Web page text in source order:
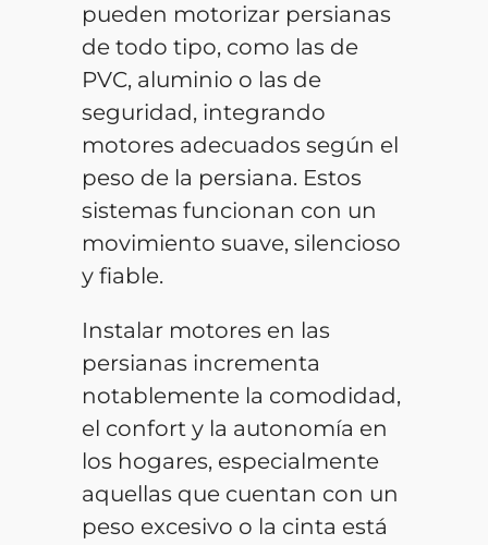
pueden motorizar persianas
de todo tipo, como las de
PVC, aluminio o las de
seguridad, integrando
motores adecuados según el
peso de la persiana. Estos
sistemas funcionan con un
movimiento suave, silencioso
y fiable.
Instalar motores en las
persianas incrementa
notablemente la comodidad,
el confort y la autonomía en
los hogares, especialmente
aquellas que cuentan con un
peso excesivo o la cinta está